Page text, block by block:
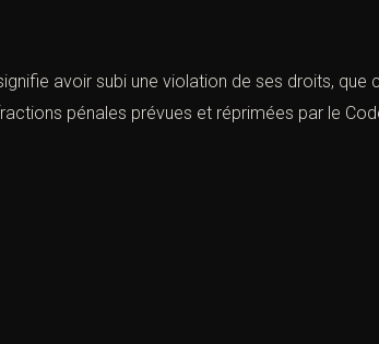
avoir subi une violation de ses droits, que
pénales prévues et réprimées par le